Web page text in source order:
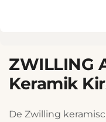
ZWILLING
Keramik
De Zwilling